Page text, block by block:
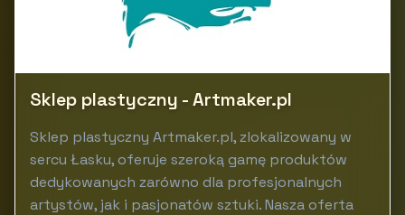
Sklep plastyczny - Artmaker.pl
Sklep plastyczny Artmaker.pl, zlokalizowany w
sercu Łasku, oferuje szeroką gamę produktów
dedykowanych zarówno dla profesjonalnych
artystów, jak i pasjonatów sztuki. Nasza oferta